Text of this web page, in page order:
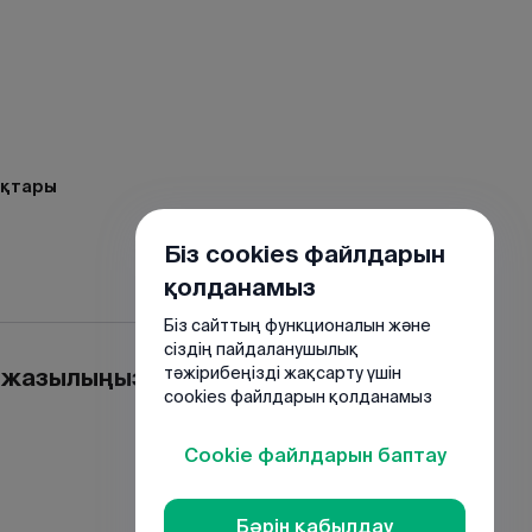
Біз cookies файлдарын
қолданамыз
Біз сайттың функционалын және
сіздің пайдаланушылық
тәжірибеңізді жақсарту үшін
cookies файлдарын қолданамыз
Cookie файлдарын баптау
Бәрін қабылдау